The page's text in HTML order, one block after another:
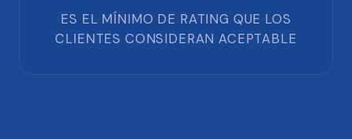
ES EL MÍNIMO DE RATING QUE LOS
CLIENTES CONSIDERAN ACEPTABLE